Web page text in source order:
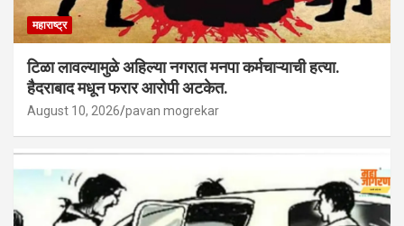
महाराष्ट्र
टिळा लावल्यामुळे अहिल्या नगरात मनपा कर्मचाऱ्याची हत्या.
हैदराबाद मधून फरार आरोपी अटकेत.
August 10, 2026 pavan mogrekar